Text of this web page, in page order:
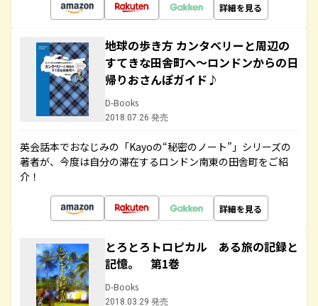
詳細を見る
地球の歩き方 カンタベリーと周辺の
すてきな田舎町へ～ロンドンからの日
帰りおさんぽガイド♪
D-Books
2018.07.26 発売
英会話本でおなじみの「Kayoの“秘密のノート”」シリーズの
著者が、今度は自分の滞在するロンドン南東の田舎町をご紹
介！
詳細を見る
とろとろトロピカル ある旅の記録と
記憶。 第1巻
D-Books
2018.03.29 発売